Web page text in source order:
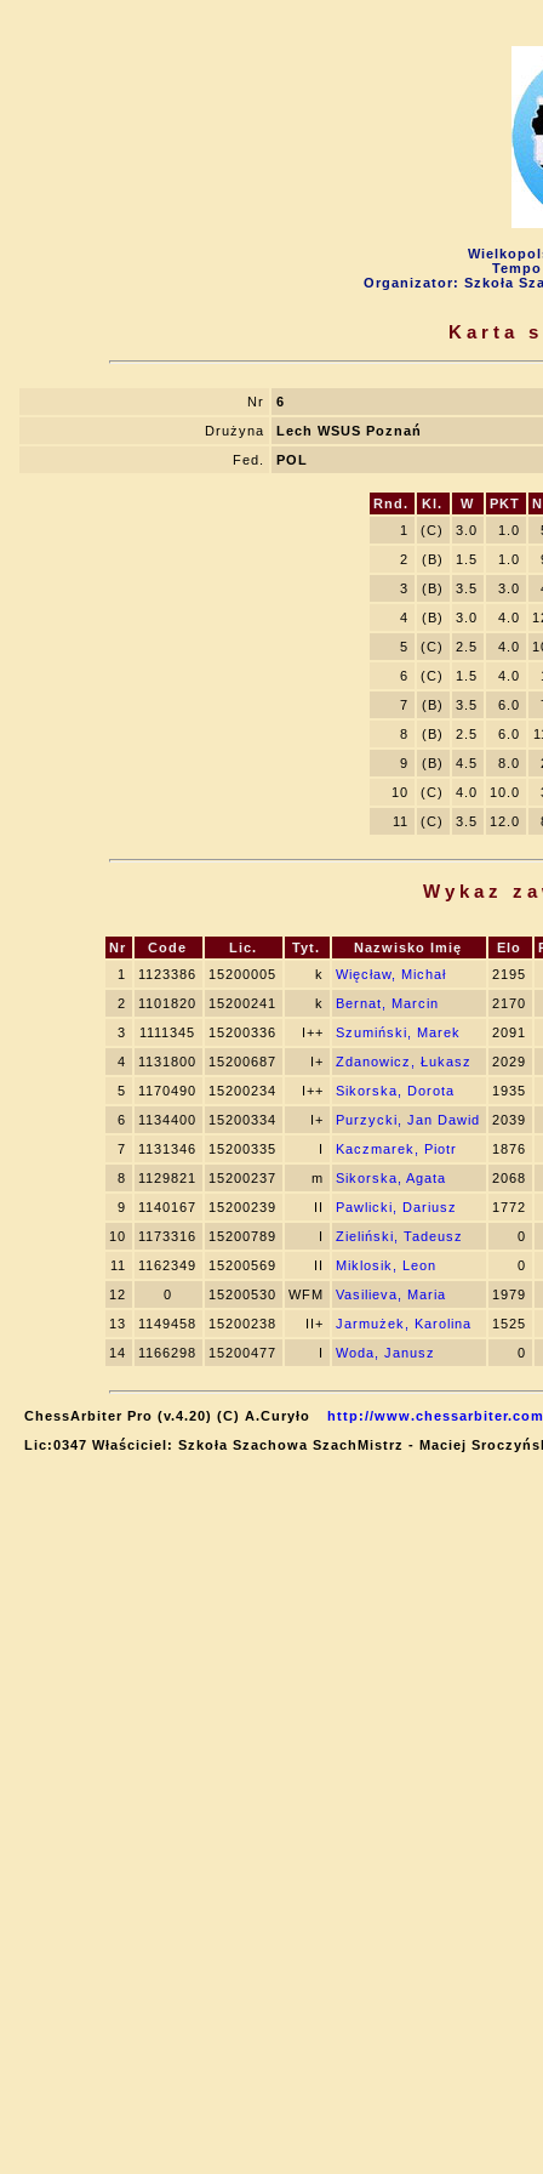
Organizator: Szkoła
Karta
Nr
6
Drużyna
Lech WSUS Poznań
Fed.
POL
Rnd. Kl. W PKT
1
(C) 3.0 1.0
2
(B) 1.5 1.0
3
(B) 3.5 3.0
4
(B) 3.0 4.0
5
(C) 2.5 4.0
6
(C) 1.5 4.0
7
(B) 3.5 6.0
8
(B) 2.5 6.0
9
(B) 4.5 8.0
10
(C) 4.0 10.0
11
(C) 3.5 12.0
Wykaz
Nr Code Lic. Tyt. Nazwisko Imię Elo
1
1123386 15200005 k Więcław, Michał
2195
2
1101820 15200241 k Bernat, Marcin
2170
3
1111345 15200336 I++ Szumiński, Marek
2091
4
1131800 15200687 I+ Zdanowicz, Łukasz
2029
5
1170490 15200234 I++ Sikorska, Dorota
1935
6
1134400 15200334 I+ Purzycki, Jan Dawid
2039
7
1131346 15200335 I Kaczmarek, Piotr
1876
8
1129821 15200237 m Sikorska, Agata
2068
9
1140167 15200239 II Pawlicki, Dariusz
1772
10
1173316 15200789 I Zieliński, Tadeusz
0
11
1162349 15200569 II Miklosik, Leon
0
12
0 15200530 WFM Vasilieva, Maria
1979
13
1149458 15200238 II+ Jarmużek, Karolina
1525
14
1166298 15200477 I Woda, Janusz 0
ChessArbiter Pro (v.4.20) (C) A.Curyło
http://
Lic:0347 Właściciel: Szkoła Szachowa SzachMistrz - Maciej